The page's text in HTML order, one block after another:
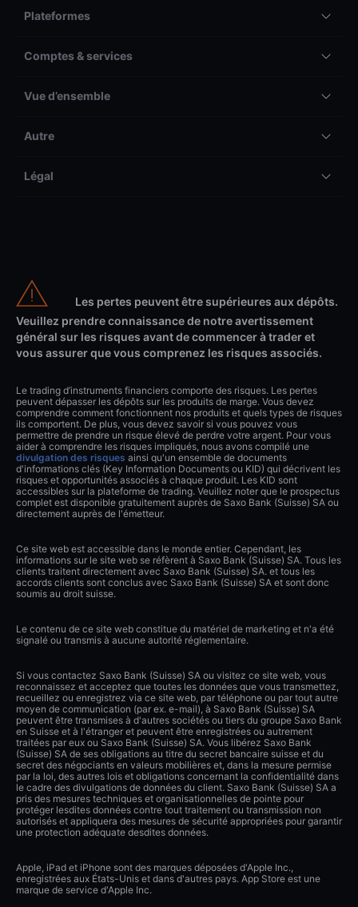
Plateformes
Comptes & services
Vue d’ensemble
Autre
Légal
Les pertes peuvent être supérieures aux dépôts.
Veuillez prendre connaissance de notre avertissement
général sur les risques avant de commencer à trader et
vous assurer que vous comprenez les risques associés.
Le trading d’instruments financiers comporte des risques. Les pertes
peuvent dépasser les dépôts sur les produits de marge. Vous devez
comprendre comment fonctionnent nos produits et quels types de risques
ils comportent. De plus, vous devez savoir si vous pouvez vous
permettre de prendre un risque élevé de perdre votre argent. Pour vous
aider à comprendre les risques impliqués, nous avons compilé une
divulgation des risques ainsi qu'un ensemble de documents
d'informations clés (Key Information Documents ou KID) qui décrivent les
risques et opportunités associés à chaque produit. Les KID sont
accessibles sur la plateforme de trading. Veuillez noter que le prospectus
complet est disponible gratuitement auprès de Saxo Bank (Suisse) SA ou
directement auprès de l'émetteur.
Ce site web est accessible dans le monde entier. Cependant, les
informations sur le site web se réfèrent à Saxo Bank (Suisse) SA. Tous les
clients traitent directement avec Saxo Bank (Suisse) SA. et tous les
accords clients sont conclus avec Saxo Bank (Suisse) SA et sont donc
soumis au droit suisse.
Le contenu de ce site web constitue du matériel de marketing et n'a été
signalé ou transmis à aucune autorité réglementaire.
Si vous contactez Saxo Bank (Suisse) SA ou visitez ce site web, vous
reconnaissez et acceptez que toutes les données que vous transmettez,
recueillez ou enregistrez via ce site web, par téléphone ou par tout autre
moyen de communication (par ex. e-mail), à Saxo Bank (Suisse) SA
peuvent être transmises à d'autres sociétés ou tiers du groupe Saxo Bank
en Suisse et à l'étranger et peuvent être enregistrées ou autrement
traitées par eux ou Saxo Bank (Suisse) SA. Vous libérez Saxo Bank
(Suisse) SA de ses obligations au titre du secret bancaire suisse et du
secret des négociants en valeurs mobilières et, dans la mesure permise
par la loi, des autres lois et obligations concernant la confidentialité dans
le cadre des divulgations de données du client. Saxo Bank (Suisse) SA a
pris des mesures techniques et organisationnelles de pointe pour
protéger lesdites données contre tout traitement ou transmission non
autorisés et appliquera des mesures de sécurité appropriées pour garantir
une protection adéquate desdites données.
Apple, iPad et iPhone sont des marques déposées d'Apple Inc.,
enregistrées aux États-Unis et dans d'autres pays. App Store est une
marque de service d'Apple Inc.